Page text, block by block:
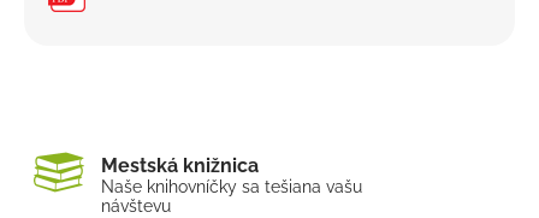
Mestská knižnica
Naše knihovníčky sa tešiana vašu
návštevu